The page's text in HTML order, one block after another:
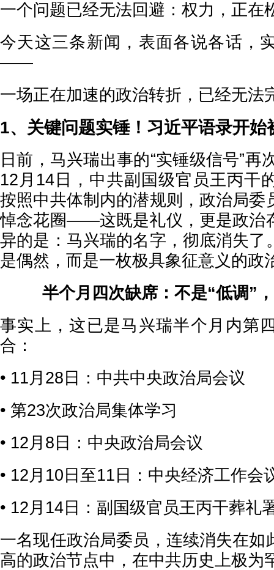
一个问题已经无法回避：权力，正在
今天这三条新闻，表面各说各话，
——
一场正在加速的政治转折，已经无法
1、关键问题实锤！习近平语录开始
日前，马兴瑞出事的“实锤级信号”再
12月14日，中共副国级官员王丙干
按照中共体制内的潜规则，政治局委
悼念花圈——这既是礼仪，更是政治
异的是：马兴瑞的名字，彻底消失了
是偶然，而是一枚极具象征意义的政
半个月四次缺席：不是“低调”
事实上，这已是马兴瑞半个月内第
合：
• 11月28日：中共中央政治局会议
• 第23次政治局集体学习
• 12月8日：中央政治局会议
• 12月10日至11日：中央经济工作会
• 12月14日：副国级官员王丙干葬礼
一名现任政治局委员，连续消失在如
高的政治节点中，在中共历史上极为